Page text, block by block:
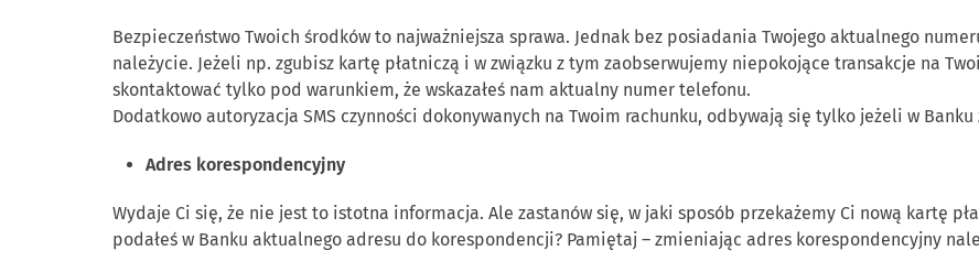
Bezpieczeństwo Twoich środków to najważniejsza sprawa. Jednak bez posiadania Twojego aktualnego
należycie. Jeżeli np. zgubisz kartę płatniczą i w związku z tym zaobserwujemy niepokojące transakcje na
skontaktować tylko pod warunkiem, że wskazałeś nam aktualny numer telefonu.
Dodatkowo autoryzacja SMS czynności dokonywanych na Twoim rachunku, odbywają się tylko jeżeli w
Adres korespondencyjny
Wydaje Ci się, że nie jest to istotna informacja. Ale zastanów się, w jaki sposób przekażemy Ci nową kartę
podałeś w Banku aktualnego adresu do korespondencji? Pamiętaj – zmieniając adres korespondencyjny